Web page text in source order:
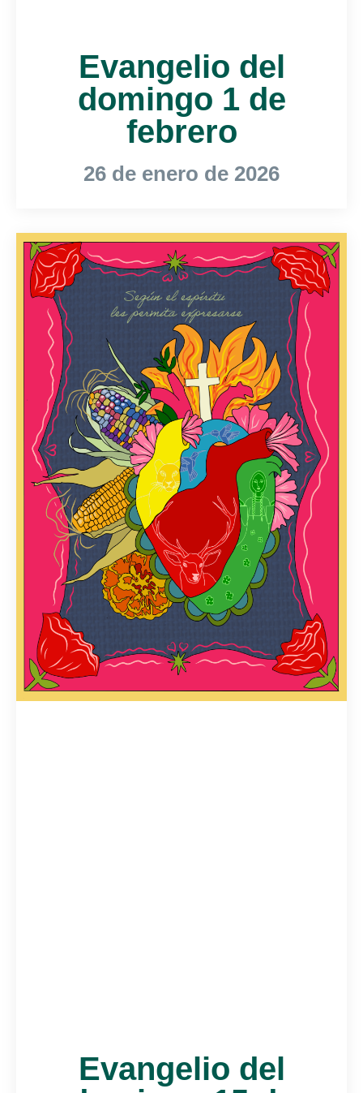
Evangelio del
domingo 1 de
febrero
26 de enero de 2026
Evangelio del